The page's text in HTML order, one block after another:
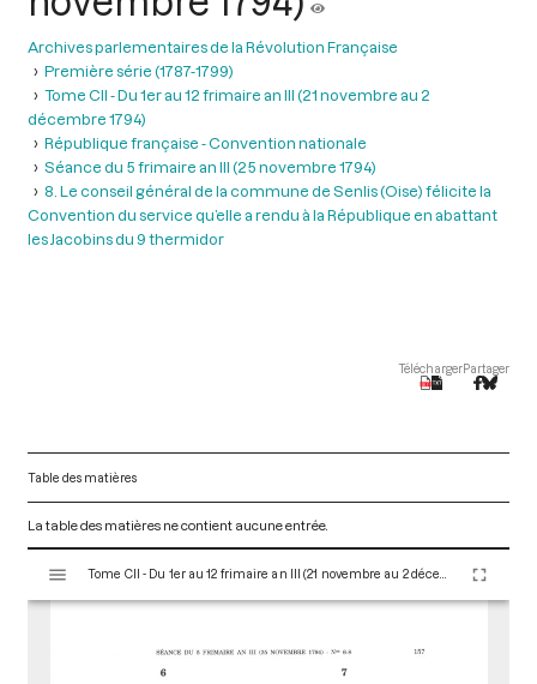
Archives parlementaires de la Révolution Française
Première série (1787-1799)
Tome CII - Du 1er au 12 frimaire an III (21 novembre au 2
décembre 1794)
République française - Convention nationale
Séance du 5 frimaire an III (25 novembre 1794)
8. Le conseil général de la commune de Senlis (Oise) félicite la
Convention du service qu’elle a rendu à la République en abattant
les Jacobins du 9 thermidor
TéléchargerPartager
Table des matières
La table des matières ne contient aucune entrée.
s